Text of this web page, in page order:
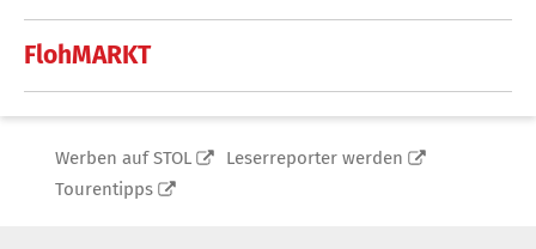
FlohMARKT
Werben auf STOL
Leserreporter werden
Tourentipps